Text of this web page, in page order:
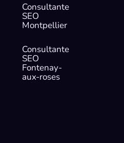
Consultante
SEO
Montpellier
Consultante
SEO
Fontenay-
aux-roses